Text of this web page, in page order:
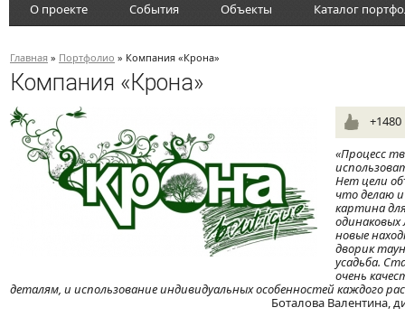
О проекте События Объекты Каталог
Главная » Портфолио » Компания «Крона»
Компания «Крона»
+1480
«Процесс
Нет цели
что делаю
картина
одинаковых
новые
дворик
усадьба.
очень
деталям, и использование индивидуальных особенностей каждого
Боталова Валентина,